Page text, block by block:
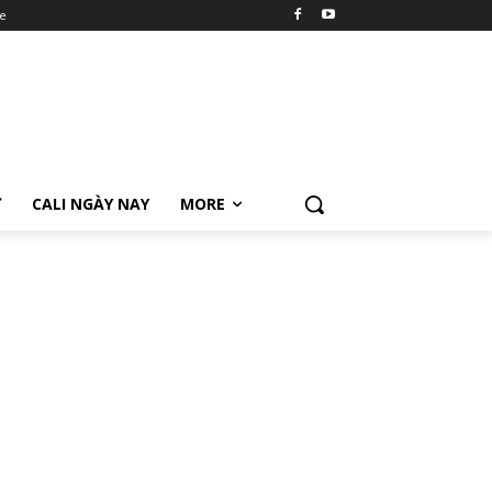
CALI NGÀY NAY MORE